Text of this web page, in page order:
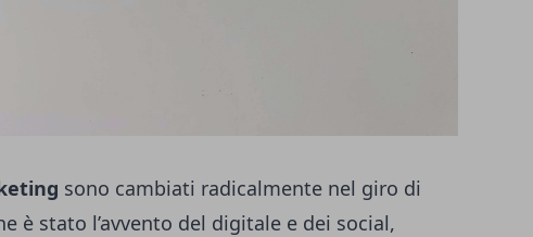
sono cambiati radicalmente nel giro di
è stato l’avvento del digitale e dei social,